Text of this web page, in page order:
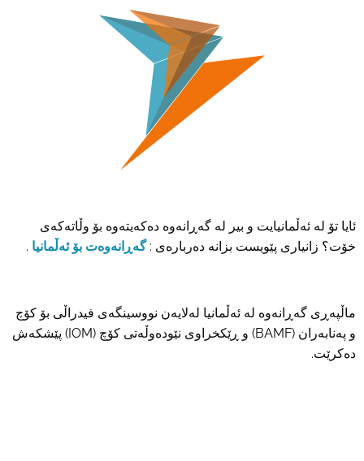
ئایا تۆ لە ئەڵمانیایت و بیر لە گەڕانەوە دەکەیتەوە بۆ وڵاتەکەی
خۆت؟ زانیاری پێویست بزانە دەربارەی :گەڕانەوەت بۆ ئەڵمانیا .
ماڵپەڕی گەڕانەوە لە ئەڵمانیا لەلایەن نووسینگەی فیدراڵی بۆ کۆچ
و پەنابەران (BAMF) و ڕێکخراوی نێودەوڵەتی کۆچ (IOM) پێشکەش
دەکرێت.